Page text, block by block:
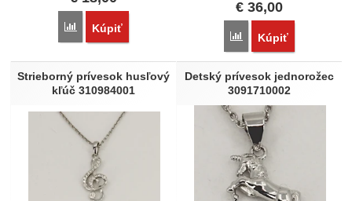
Porovnať
Kúpiť
€36,00
Porovnať
Kúpiť
Strieborný prívesok husľový
kľúč 310984001
Detský prívesok jednorožec
3091710002